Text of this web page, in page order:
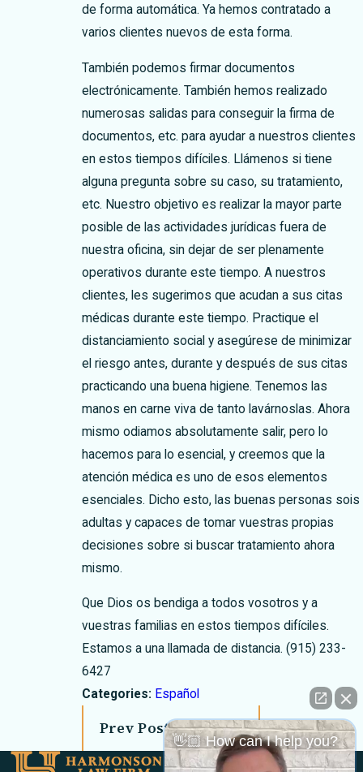
de forma automática. Ya hemos contratado a
varios clientes nuevos de esta forma.
También podemos firmar documentos
electrónicamente. También hemos realizado
numerosas salidas para conseguir la firma de
documentos, etc. para ayudar a nuestros clientes
en estos tiempos difíciles. Llámenos si tiene
alguna pregunta sobre su caso, su tratamiento,
etc. Nuestro objetivo es realizar la mayor parte
posible de las actividades jurídicas fuera de
nuestra oficina, sin dejar de ser plenamente
operativos durante este tiempo. A nuestros
clientes, les sugerimos que acudan a sus citas
médicas durante este tiempo. Practique el
distanciamiento social y asegúrese de minimizar
el riesgo antes, durante y después de sus citas
practicando una buena higiene. Tenemos las
manos en carne viva de tanto lavárnoslas. Ahora
mismo odiamos absolutamente salir, pero lo
hacemos para lo esencial, y creemos que la
atención médica es uno de esos elementos
esenciales. Dicho esto, las buenas personas sois
adultas y capaces de tomar vuestras propias
decisiones sobre si buscar tratamiento ahora
mismo.
Que Dios os bendiga a todos vosotros y a
vuestras familias en estos tiempos difíciles.
Estamos a una llamada de distancia. (915) 233-
6427
Categories: Español
Prev Post Next Post
Links Locations
👋🏼 How can I help you?